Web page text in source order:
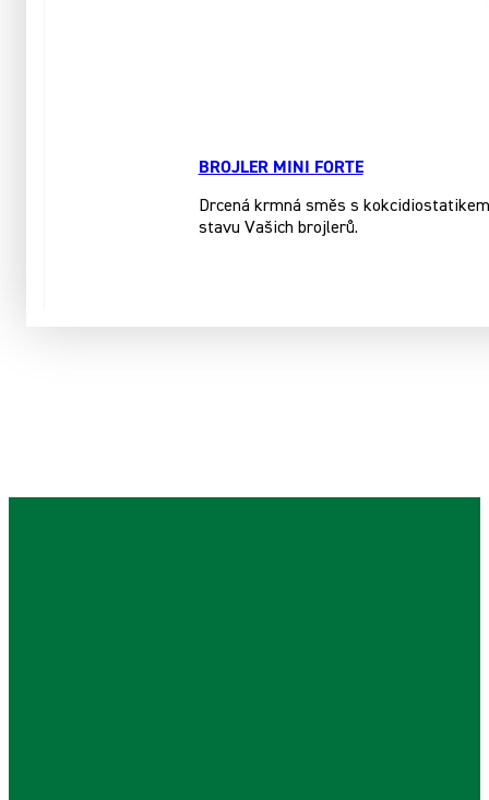
BROJLER MINI FORTE
Drcená krmná směs s
stavu Vašich brojlerů.